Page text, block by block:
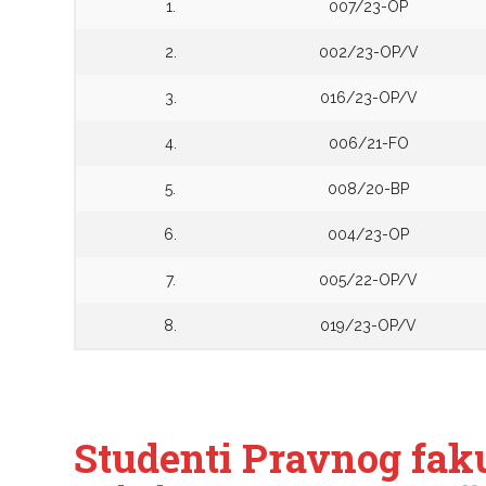
1. 007/23-OP
2. 002/23-OP/V
3. 016/23-OP/V
4. 006/21-FO
5. 008/20-BP
6. 004/23-OP
7. 005/22-OP/V
8. 019/23-OP/V
Studenti Pravnog